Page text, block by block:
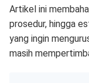
Artikel ini
prosedur, hingga
yang ingin
masih